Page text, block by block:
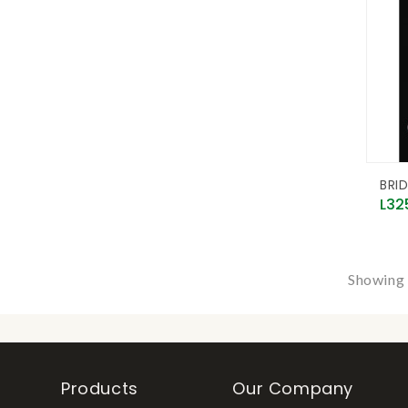
Products Our Company